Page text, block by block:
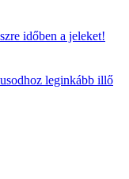
időben a jeleket!
leginkább illő